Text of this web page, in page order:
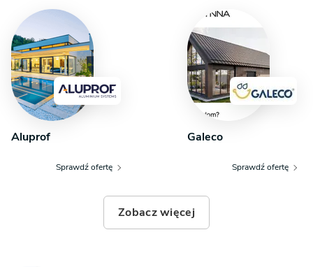
Aluprof
Sprawdź ofertę
Galeco
Sprawdź ofertę
Zobacz więcej